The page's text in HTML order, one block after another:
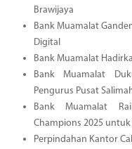
Brawijaya
Bank Muamalat
Digital
Bank Muamalat
Bank Muamalat
Pengurus Pusat
Bank Muamalat
Champions 2025 untuk
Perpindahan Kantor